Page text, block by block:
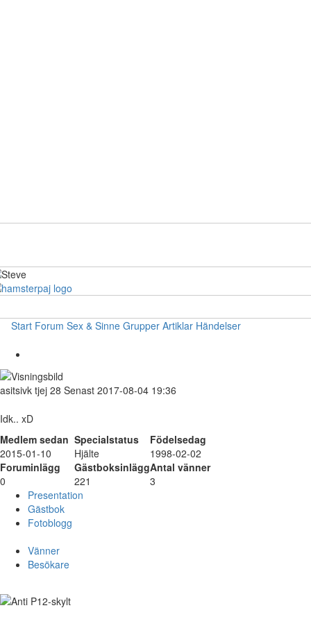
Start Forum Sex & Sinne Grupper Artiklar Händelser
asitsivk tjej 28 Senast 2017-08-04 19:36
Idk.. xD
Medlem sedan Specialstatus
Födelsedag
2015-01-10
Hjälte
1998-02-02
Foruminlägg
GästboksinläggAntal vänner
0
221
3
Presentation
Gästbok
Fotoblogg
Vänner
Besökare